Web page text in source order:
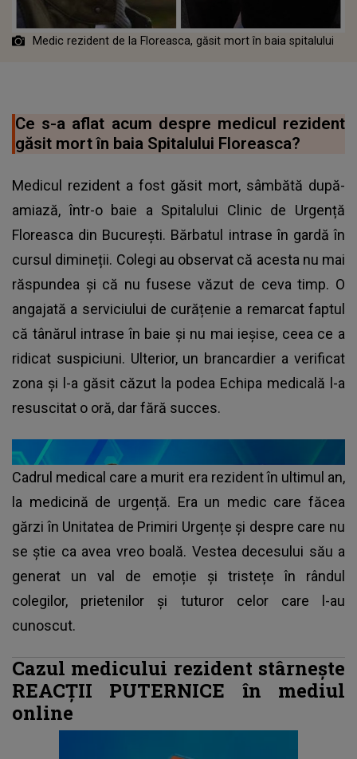
Medic rezident de la Floreasca, găsit mort în baia spitalului
Ce s-a aflat acum despre medicul rezident
găsit mort în baia Spitalului Floreasca?
Medicul rezident a fost găsit mort, sâmbătă după-
amiază, într-o baie a Spitalului Clinic de Urgență
Floreasca din București. Bărbatul intrase în gardă în
cursul dimineții. Colegi au observat că acesta nu mai
răspundea și că nu fusese văzut de ceva timp. O
angajată a serviciului de curățenie a remarcat faptul
că tânărul intrase în baie și nu mai ieșise, ceea ce a
ridicat suspiciuni. Ulterior, un brancardier a verificat
zona și l-a găsit căzut la podea Echipa medicală l-a
resuscitat o oră, dar fără succes.
Cadrul medical care a murit era rezident în ultimul an,
la medicină de urgență. Era un medic care făcea
gărzi în Unitatea de Primiri Urgențe și despre care nu
se știe ca avea vreo boală. Vestea decesului său a
generat un val de emoție și tristețe în rândul
colegilor, prietenilor și tuturor celor care l-au
cunoscut.
Cazul medicului rezident stârnește
REACȚII PUTERNICE în mediul
online